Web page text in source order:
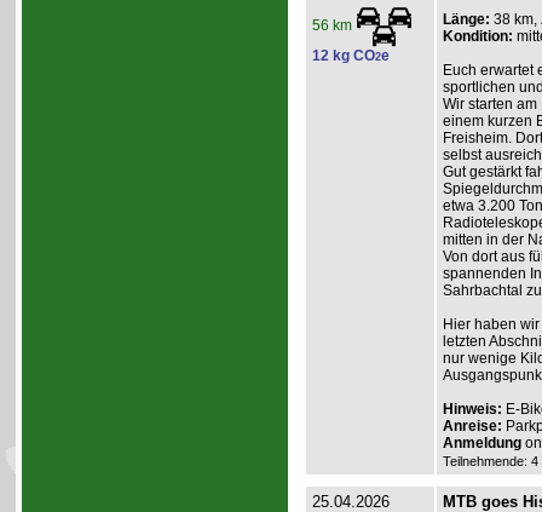
56 km
12 kg CO2e
Länge: 38 km,
Kondition:
Euch erwartet
sportlichen
Wir starten
einem kurzen
Freisheim.
selbst
Gut gestärkt
etwa 3.200
mitten in der
Von dort aus
spannenden
Sahrbachtal
Hier haben
letzten
nur wenige
Hinweis: E-
Anreise:
Anmeldung
Teilnehmende:
25.04.2026 MTB goes